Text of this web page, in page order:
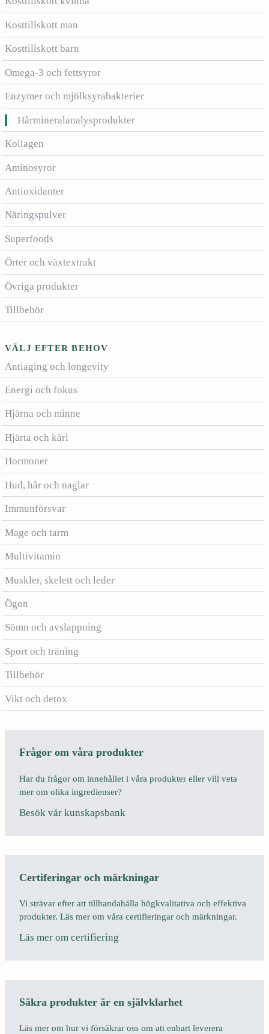
Kosttillskott man
Kosttillskott barn
Omega-3 och fettsyror
Enzymer och mjölksyrabakterier
Hårmineralanalysprodukter
Kollagen
Aminosyror
Antioxidanter
Näringspulver
Superfoods
Örter och växtextrakt
Övriga produkter
Tillbehör
VÄLJ EFTER BEHOV
Antiaging och longevity
Energi och fokus
Hjärna och minne
Hjärta och kärl
Hormoner
Hud, hår och naglar
Immunförsvar
Mage och tarm
Multivitamin
Muskler, skelett och leder
Ögon
Sömn och avslappning
Sport och träning
Tillbehör
Vikt och detox
Frågor om våra produkter
Har du frågor om innehållet i våra produkter eller vill veta
mer om olika ingredienser?
Besök vår kunskapsbank
Certiferingar och märkningar
Vi strävar efter att tillhandahålla högkvalitativa och effektiva
produkter. Läs mer om våra certifieringar och märkningar.
Läs mer om certifiering
Säkra produkter är en självklarhet
Läs mer om hur vi försäkrar oss om att enbart leverera